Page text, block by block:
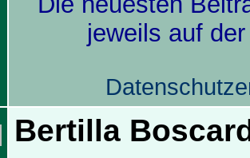
jeweils auf
Bertilla